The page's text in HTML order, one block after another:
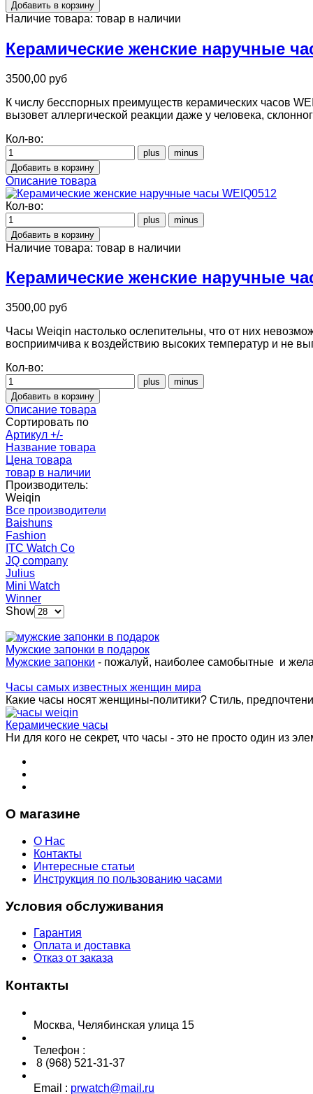
Наличие товара: товар в наличии
Керамические женские наручные
3500,00 руб
К числу бесспорных преимуществ керамических часов
вызовет аллергической реакции даже у человека,
Кол-во:
Описание товара
Кол-во:
Наличие товара: товар в наличии
Керамические женские наручные
3500,00 руб
Часы Weiqin настолько ослепительны, что от них
восприимчива к воздействию высоких температур и не
Кол-во:
Описание товара
Сортировать по
Артикул +/-
Название товара
Цена товара
товар в наличии
Производитель:
Weiqin
Все производители
Baishuns
Fashion
ITC Watch Co
JQ company
Julius
Mini Watch
Winner
Show
Мужские запонки в подарок
Мужские запонки - пожалуй, наиболее самобытные и
Часы самых известных женщин мира
Какие часы носят женщины-политики? Стиль,
Керамические часы
Ни для кого не секрет, что часы - это не просто один из
О магазине
О Нас
Контакты
Интересные статьи
Инструкция по пользованию часами
Условия обслуживания
Гарантия
Оплата и доставка
Отказ от заказа
Контакты
Москва, Челябинская улица 15
Телефон :
8 (968) 521-31-37
Email : prwatch@mail.ru